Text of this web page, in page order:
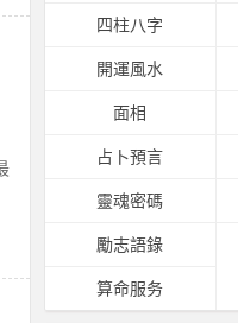
四柱八字
開運風水
面相
占卜預言
靈魂密碼
勵志語錄
算命服务